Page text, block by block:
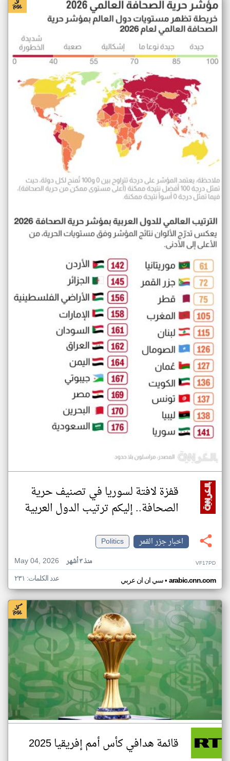
قفزة لافتة لسوريا في تصنيف حرية
الصحافة.. إليكم ترتيب الدول العربية
اخبار جزر القمر
Politics
May 04, 2026
منذ ٣ أشهر VF17PD
سي ان ان عربي• arabic.cnn.com عدد الكلمات: ٢٣١
قائمة هدافي كأس أمم إفريقيا 2025